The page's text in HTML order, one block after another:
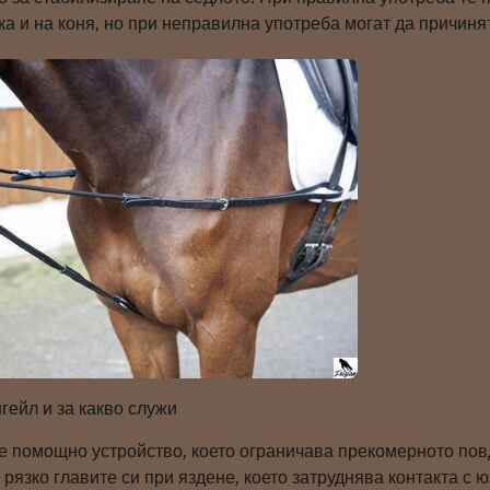
и на коня, но при неправилна употреба могат да
и за какво служи
помощно устройство, което ограничава прекомерното
главите си при яздене, което затруднява контакта с